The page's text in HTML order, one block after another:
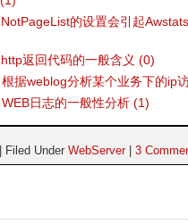
NotPageList的设置会引起
http返回代码的一般含义 (0)
根据weblog分析某个业务下的ip
WEB日志的一般性分析 (1)
Filed Under WebServer| 3